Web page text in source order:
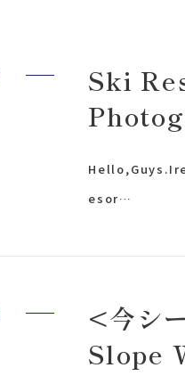
Ski
esor…
<今シ
Slope